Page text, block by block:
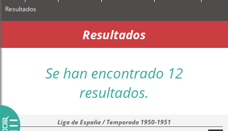
Resultados
Resultados
Se han encontrado 12
resultados.
Liga de España / Temporada 1950-1951